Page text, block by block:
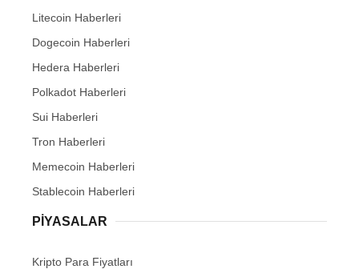
Litecoin Haberleri
Dogecoin Haberleri
Hedera Haberleri
Polkadot Haberleri
Sui Haberleri
Tron Haberleri
Memecoin Haberleri
Stablecoin Haberleri
PIYASALAR
Kripto Para Fiyatları